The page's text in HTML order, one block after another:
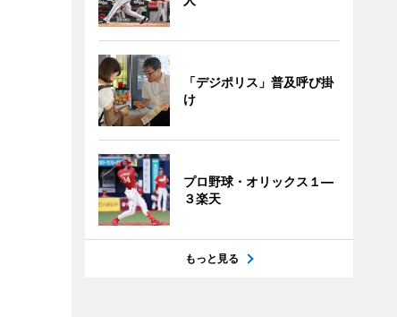
「デジポリス」普及呼び掛
け
プロ野球・オリックス１―
３楽天
もっと見る